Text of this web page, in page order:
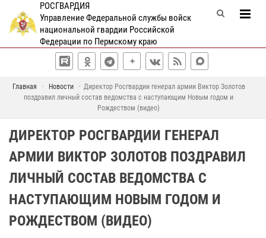
РОСГВАРДИЯ
Управление Федеральной службы войск
национальной гвардии Российской
Федерации по Пермскому краю
Главная Новости
Директор Росгвардии генерал армии Виктор Золотов
поздравил личный состав ведомства с наступающим Новым годом и
Рождеством (видео)
ДИРЕКТОР РОСГВАРДИИ ГЕНЕРАЛ
АРМИИ ВИКТОР ЗОЛОТОВ ПОЗДРАВИЛ
ЛИЧНЫЙ СОСТАВ ВЕДОМСТВА С
НАСТУПАЮЩИМ НОВЫМ ГОДОМ И
РОЖДЕСТВОМ (ВИДЕО)